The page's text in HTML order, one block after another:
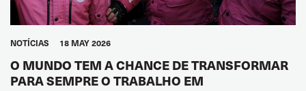
NOTÍCIAS 18 MAY 2026
O MUNDO TEM A CHANCE DE TRANSFORMAR
PARA SEMPRE O TRABALHO EM